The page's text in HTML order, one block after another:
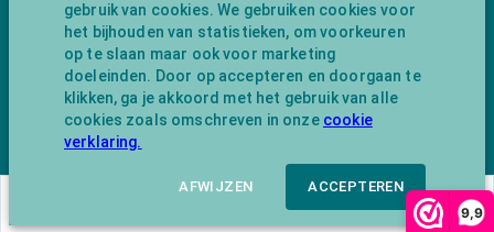
9,9
gebruik van cookies. We gebruiken cookies voor
het bijhouden van statistieken, om voorkeuren
op te slaan maar ook voor marketing
doeleinden. Door op accepteren en doorgaan te
klikken, ga je akkoord met het gebruik van alle
cookies zoals omschreven in onze cookie
verklaring.
AFWIJZEN ACCEPTEREN
In winkelwagen
Schroef-it is een handelsnaam van
NewFeather B.V. geregisteerd onder KVK
nummer 91702593 met BTW-
identificatienummer NL865743009B01.
Postadres Amsterdamseweg 91 1422 AC
Uithoorn (geen bezoekadres).